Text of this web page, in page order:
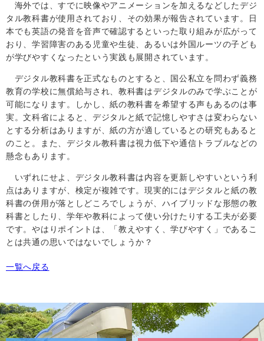
海外では、すでに映像やアニメーションを加えるなどしたデジ
タル教科書が使用されており、その効果が報告されています。日
本でも英語の発音を音声で確認するといった取り組みが広がって
おり、学習障害のある児童や生徒、あるいは外国ルーツの子ども
が学びやすくなったという実践も展開されています。
デジタル教科書を正式なものとすると、国公私立を問わず義務
教育の学校に無償給与され、教科書はデジタルのみで学ぶことが
可能になります。しかし、紙の教科書を希望する声もあるのは事
実。文科省によると、デジタルと紙で記憶しやすさは変わらない
とする分析はありますが、紙の方が適しているとの研究もあると
のこと。また、デジタル教科書は視力低下や通信トラブルなどの
懸念もあります。
いずれにせよ、デジタル教科書は内容を更新しやすいという利
点はありますが、検定が複雑です。現実的にはデジタルと紙の教
科書の併用が落としどころでしょうが、ハイブリッドな形態の教
科書としたり、学年や教科によって使い分けたりする工夫が必要
です。やはりポイントは、「教えやすく、学びやすく」であるこ
とは共通の思いではないでしょうか？
一覧へ戻る